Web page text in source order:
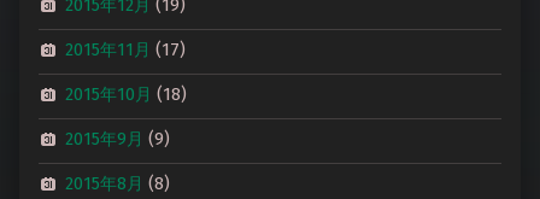
2015年12月 (19)
2015年11月 (17)
2015年10月 (18)
2015年9月 (9)
2015年8月 (8)